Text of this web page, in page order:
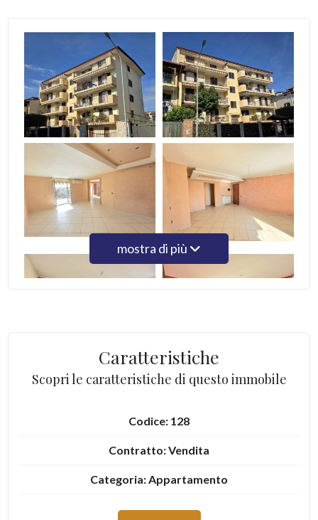
mostra di più
Caratteristiche
Scopri le caratteristiche di questo immobile
Codice: 128
Contratto: Vendita
Categoria: Appartamento
Indirizzo: Via Tommaso de Vivo
minimi
Qualsiasi
1
5
minime